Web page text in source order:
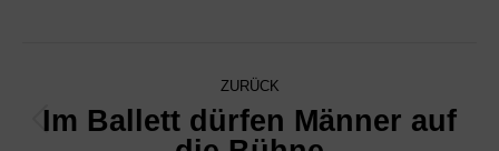
ZURÜCK
Vorheriger
Im Ballett dürfen Männer auf